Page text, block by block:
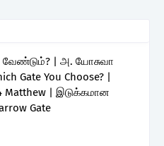
வேண்டும்? | அ. யோசுவா
Gate You Choose? |
Matthew | இடுக்கமான
Gate